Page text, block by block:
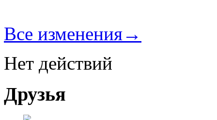
Все изменения→
Нет действий
Друзья